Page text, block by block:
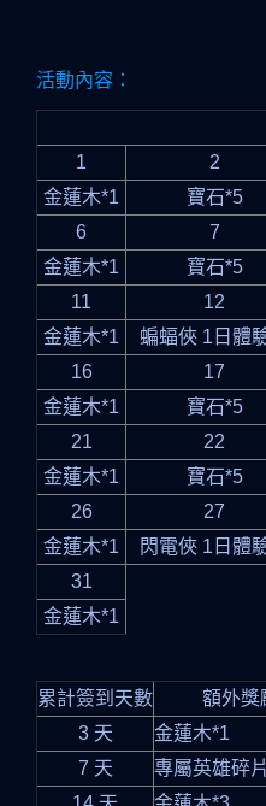
活動內容：
1
2
金蓮木*1
寶石*5
6
7
金蓮木*1
寶石*5
11
12
金蓮木*1
蝙蝠俠 1日體
16
17
金蓮木*1
寶石*5
21
22
金蓮木*1
寶石*5
26
27
金蓮木*1
閃電俠 1日體
31
金蓮木*1
累計簽到天數
額外獎
3 天
金蓮木*1
7 天
專屬英雄碎